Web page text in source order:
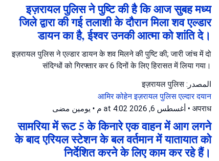
इज़रायल पुलिस ने पुष्टि की है कि आज सुबह मध्य
जिले द्वारा की गई तलाशी के दौरान मिला शव एल्डार
डायन का है, ईश्वर उनकी आत्मा को शांति दे।
इज़रायल पुलिस ने एल्डार डायन के शव मिलने की पुष्टि की; जारी जांच में दो
संदिग्धों को गिरफ्तार कर 6 दिनों के लिए हिरासत में लिया गया।
المصدر: इज़रायल पुलिस
आमिर कोहेनइज़रायल पुलिसएल्दार दयान
अपराध
• أغسطس 6, 2026 at 4:02 م • يومين مضى
सामरिया में रूट 5 के किनारे एक वाहन में आग लगने
के बाद एरियल स्टेशन के बल वर्तमान में यातायात को
निर्देशित करने के लिए काम कर रहे हैं।